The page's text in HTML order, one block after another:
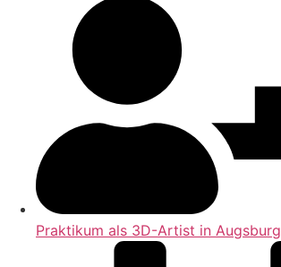
Praktikum als 3D-Artist in Augsburg